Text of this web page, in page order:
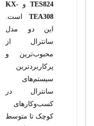
TES824و KX-
TEA308است.
این دو مدل
سانترال از
محبوب‌ترین و
پرکاربردترین
سیستم‌های
سانترال در
کسب‌وکارهای
کوچک تا متوسط